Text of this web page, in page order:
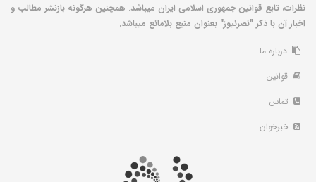
نظرات، تابع قوانین جمهوری اسلامی ایران میباشد. همچنین هرگونه بازنشر مطالب و
اخبار آن با ذکر "نصرنیوز" بعنوان منبع بلامانع میباشد.
درباره ما
قوانین
تماس
خبرخوان